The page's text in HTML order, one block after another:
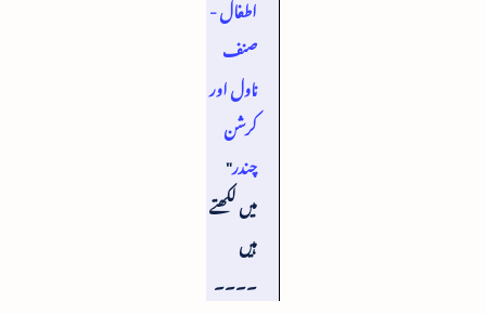
صنف
ناول اور
کرشن
چندر"
میں لکھتے
ہیں
۔۔۔۔